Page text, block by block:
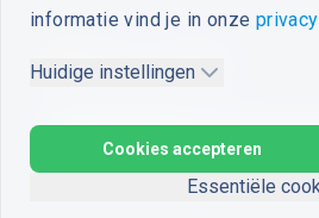
Cookie-instellingen
informatie vind je in onze
Huidige instellingen
Essentiële
Cookies accepteren